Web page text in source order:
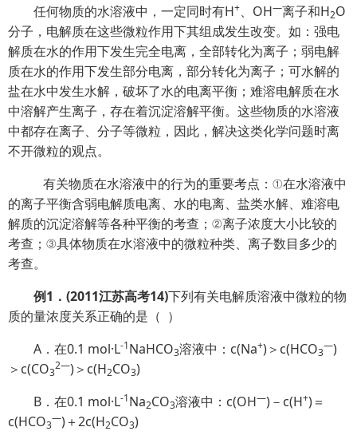
任何物质的水溶液中，一定同时有H+、OH—离子和H2O
分子，电解质在这些微粒作用下其组成发生改变。如：强电
解质在水的作用下发生完全电离，全部转化为离子；弱电解
质在水的作用下发生部分电离，部分转化为离子；可水解的
盐在水中发生水解，破坏了水的电离平衡；难溶电解质在水
中溶解产生离子，存在着沉淀溶解平衡。这些物质的水溶液
中都存在离子、分子等微粒，因此，解决这类化学问题时离
不开微粒的观点。
有关物质在水溶液中的行为的重要考点：①在水溶液中
的离子平衡含弱电解质电离、水的电离、盐类水解、难溶电
解质的沉淀溶解等各种平衡的考查；②离子浓度大小比较的
考查；③具体物质在水溶液中的微粒种类、离子数目多少的
考查。
例1 ． (2011江苏高考14)下列有关电解质溶液中微粒的物
质的量浓度关系正确的是（ ）
A．在0.1 mol·L-1NaHCO3溶液中：c(Na+)＞c(HCO3
—)
＞c(CO3
2—)＞c(H2CO3)
B．在0.1 mol·L-1Na2CO3溶液中：c(OH—)－c(H+)＝
c(HCO3
—)＋2c(H2CO3)